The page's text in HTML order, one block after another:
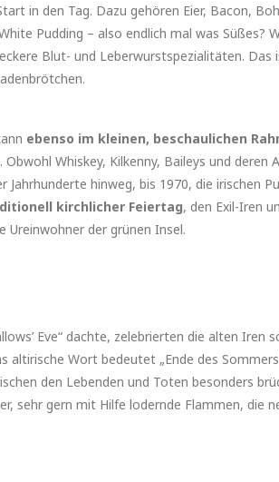
in den Tag. Dazu gehören Eier, Bacon,
Pudding – also endlich mal was Süßes?
Blut- und Leberwurstspezialitäten. Das
ebenso im kleinen, beschaulichen
. Obwohl Whiskey, Kilkenny, Baileys und deren
hinweg, bis 1970, die irischen
kirchlicher Feiertag, den Exil-Iren
Ureinwohner der grünen Insel.
Eve“ dachte, zelebrierten die alten Iren
altirische Wort bedeutet „Ende des
den Lebenden und Toten besonders
sehr gern mit Hilfe lodernde Flammen, die